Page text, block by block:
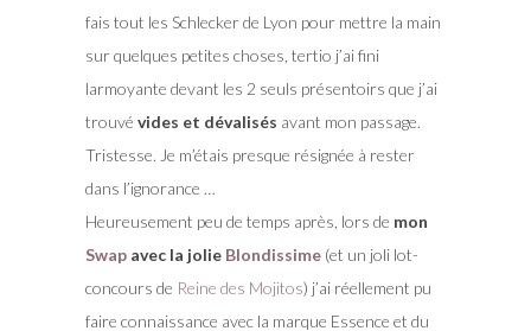
fais tout les Schlecker de Lyon pour mettre la main
sur quelques petites choses, tertio j’ai fini
larmoyante devant les 2 seuls présentoirs que j’ai
trouvé vides et dévalisés avant mon passage.
Tristesse. Je m’étais presque résignée à rester
dans l’ignorance …
Heureusement peu de temps après, lors de mon
Swapavec la jolie Blondissime(et un joli lot-
concours de Reine des Mojitos) j’ai réellement pu
faire connaissance avec la marque Essence et du